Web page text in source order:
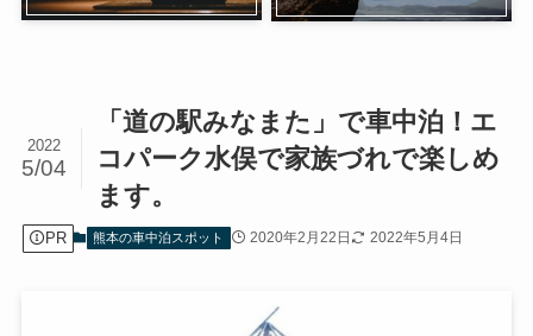
「道の駅みなまた」で車中泊！エ
コパーク水俣で家族づれで楽しめ
ます。
2022
5/04
PR 熊本の車中泊スポット 2020年2月22日 2022年5月4日